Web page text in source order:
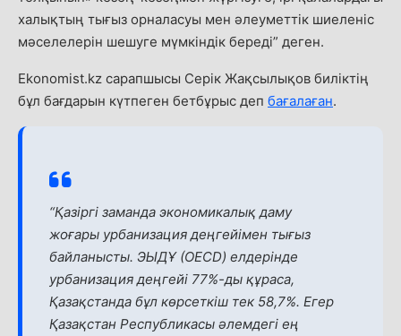
халықтың ты­ғыз орналасуы мен әлеуметтік шиеленіс
мәселелерін шешуге мүмкіндік береді” деген.
Ekonomist.kz сарапшысы Серік Жақсылықов биліктің
бұл бағдарын күтпеген бетбұрыс деп бағалаған.
“Қазіргі заманда экономикалық даму
жоғары урбанизация деңгейімен тығыз
байланысты. ЭЫДҰ (OECD) елдерінде
урбанизация деңгейі 77%-ды құраса,
Қазақстанда бұл көрсеткіш тек 58,7%. Егер
Қазақстан Республикасы әлемдегі ең